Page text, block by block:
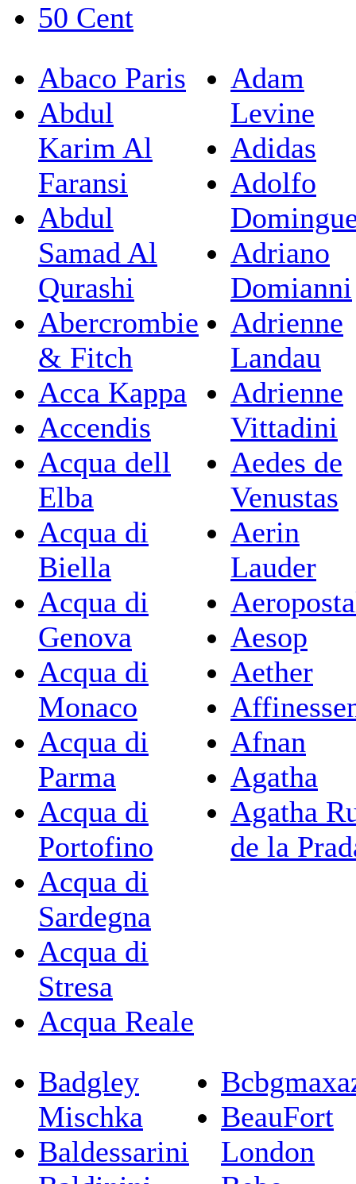
50 Cent
Abaco Paris
Abdul
Karim Al
Faransi
Abdul
Samad Al
Qurashi
Abercrombie
& Fitch
Acca Kappa
Accendis
Acqua dell
Elba
Acqua di
Biella
Acqua di
Genova
Acqua di
Monaco
Acqua di
Parma
Acqua di
Portofino
Acqua di
Sardegna
Acqua di
Stresa
Acqua Reale
Adam
Levine
Adidas
Adolfo
Adriano
Domianni
Adrienne
Landau
Adrienne
Vittadini
Aedes de
Venustas
Aerin
Lauder
Aesop
Aether
Afnan
Agatha
Agatha
de la
Badgley
Mischka
Baldessarini
BeauFort
London